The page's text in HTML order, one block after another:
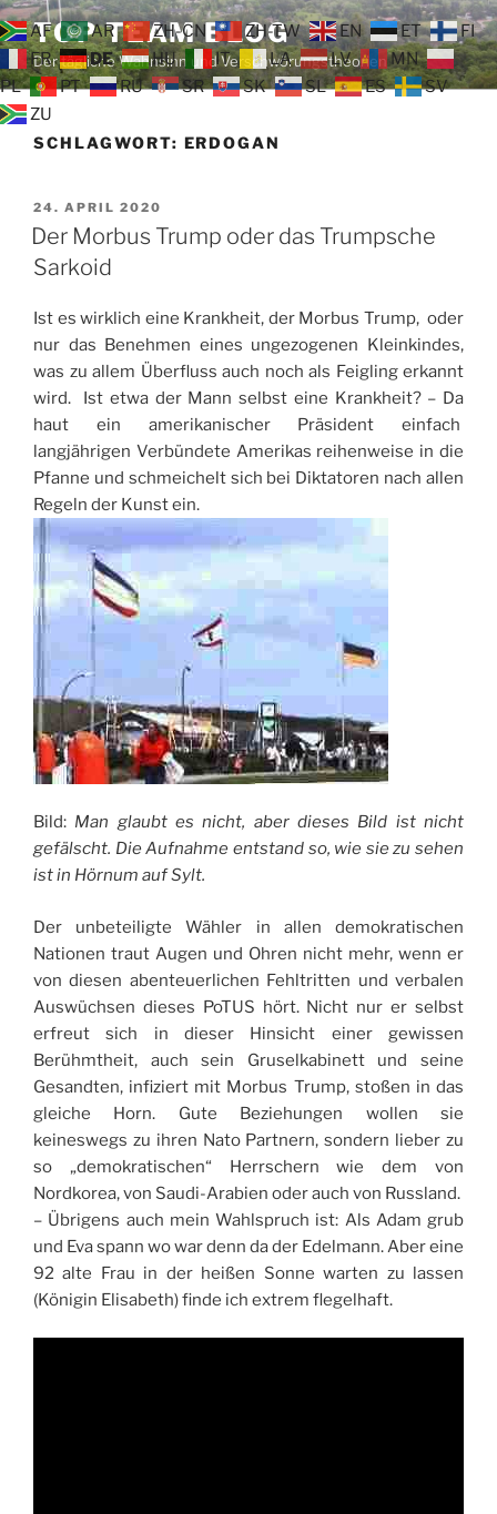
Zum
Inhalt
springen
TOP TEAM BLOG
Der tägliche Wahnsinn und Verschwörungstheorien
SCHLAGWORT: ERDOGAN
VERÖFFENTLICHT
AM
24. APRIL 2020
Der Morbus Trump oder das Trumpsche
Sarkoid
Ist es wirklich eine Krankheit, der Morbus Trump, oder
nur das Benehmen eines ungezogenen Kleinkindes,
was zu allem Überfluss auch noch als Feigling erkannt
wird. Ist etwa der Mann selbst eine Krankheit? – Da
haut ein amerikanischer Präsident einfach
langjährigen Verbündete Amerikas reihenweise in die
Pfanne und schmeichelt sich bei Diktatoren nach allen
Regeln der Kunst ein.
Bild: Man glaubt es nicht, aber dieses Bild ist nicht
gefälscht. Die Aufnahme entstand so, wie sie zu sehen
ist in Hörnum auf Sylt.
Der unbeteiligte Wähler in allen demokratischen
Nationen traut Augen und Ohren nicht mehr, wenn er
von diesen abenteuerlichen Fehltritten und verbalen
Auswüchsen dieses PoTUS hört. Nicht nur er selbst
erfreut sich in dieser Hinsicht einer gewissen
Berühmtheit, auch sein Gruselkabinett und seine
Gesandten, infiziert mit Morbus Trump, stoßen in das
gleiche Horn. Gute Beziehungen wollen sie
keineswegs zu ihren Nato Partnern, sondern lieber zu
so „demokratischen“ Herrschern wie dem von
Nordkorea, von Saudi-Arabien oder auch von Russland.
– Übrigens auch mein Wahlspruch ist: Als Adam grub
und Eva spann wo war denn da der Edelmann. Aber eine
92 alte Frau in der heißen Sonne warten zu lassen
(Königin Elisabeth) finde ich extrem flegelhaft.
AF AR ZH-CN ZH-TW EN ET
FI
FR
DE HU IT LA LV
MN
PL
PT RU SR SK SL ES
SV
ZU